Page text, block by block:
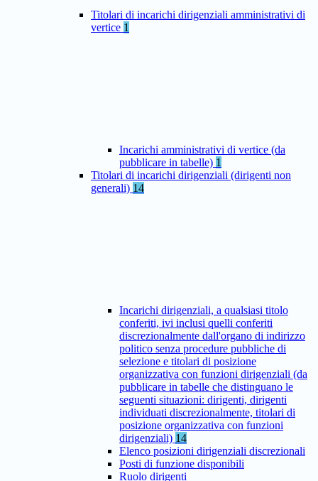
Titolari di incarichi dirigenziali amministrativi di
vertice 1
Incarichi amministrativi di vertice (da
pubblicare in tabelle) 1
Titolari di incarichi dirigenziali (dirigenti non
generali) 14
Incarichi dirigenziali, a qualsiasi titolo
conferiti, ivi inclusi quelli conferiti
discrezionalmente dall'organo di indirizzo
politico senza procedure pubbliche di
selezione e titolari di posizione
organizzativa con funzioni dirigenziali (da
pubblicare in tabelle che distinguano le
seguenti situazioni: dirigenti, dirigenti
individuati discrezionalmente, titolari di
posizione organizzativa con funzioni
dirigenziali) 14
Elenco posizioni dirigenziali discrezionali
Posti di funzione disponibili
Ruolo dirigenti